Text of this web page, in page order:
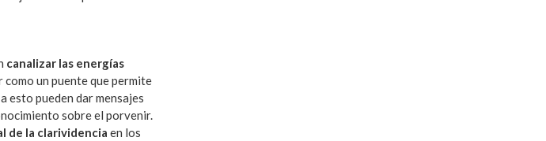
canalizar las energías
como un puente que permite
esto pueden dar mensajes
sobre el porvenir.
de la clarividencia en los